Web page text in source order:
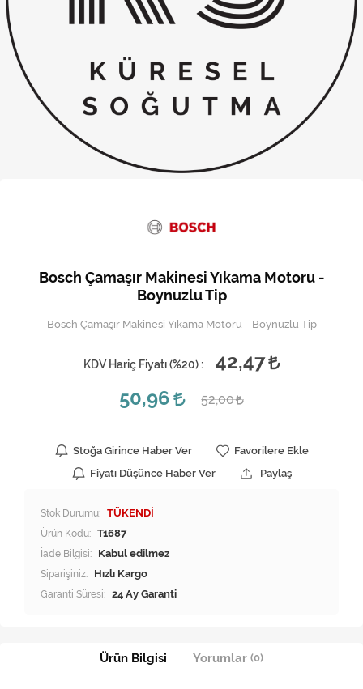
Fırın, Ocak ve Aspiratör
Klima
Kombi
Musluk
Soğutma Sistemleri
Şofben ve Termosifon
Bosch Çamaşır Makinesi Yıkama Motoru -
Boynuzlu Tip
Bosch Çamaşır Makinesi Yıkama Motoru - Boynuzlu Tip
KDV Hariç Fiyatı (%20) :
42,47
50,96
52,00
Stoğa Girince Haber Ver
Favorilere Ekle
Fiyatı Düşünce Haber Ver
Paylaş
Stok Durumu: TÜKENDİ
Ürün Kodu: T1687
İade Bilgisi:
Siparişiniz: Hızlı Kargo
Garanti Süresi: 24 Ay Garanti
Ürün Bilgisi Yorumlar (0)